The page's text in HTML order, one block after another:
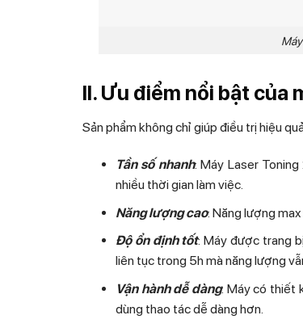
II. Ưu điểm nổi bật của
Sản phẩm không chỉ giúp điều trị hiệu
Tần số nhanh: Máy Laser
nhiều thời gian làm việc.
Năng lượng cao: Năng lượng
Độ ổn định tốt: Máy được trang
liên tục trong 5h mà năng lượng
Vận hành dễ dàng: Máy có thiết
dùng thao tác dễ dàng hơn.